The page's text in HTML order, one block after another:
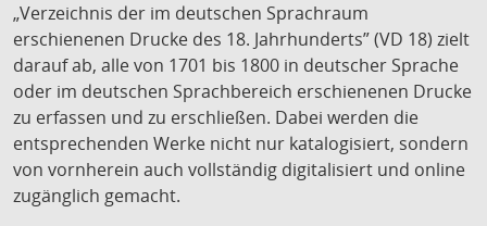
„Verzeichnis der im deutschen Sprachraum
erschienenen Drucke des 18. Jahrhunderts” (VD 18) zielt
darauf ab, alle von 1701 bis 1800 in deutscher Sprache
oder im deutschen Sprachbereich erschienenen Drucke
zu erfassen und zu erschließen. Dabei werden die
entsprechenden Werke nicht nur katalogisiert, sondern
von vornherein auch vollständig digitalisiert und online
zugänglich gemacht.